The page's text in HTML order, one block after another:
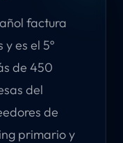
factura
es el 5º
de 450
del
de
primario y